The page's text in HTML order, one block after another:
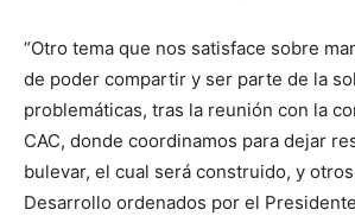
“Otro tema que nos satisface sobre
de poder compartir y ser parte de la
problemáticas, tras la reunión con la
CAC, donde coordinamos para dejar
bulevar, el cual será construido, y
Desarrollo ordenados por el